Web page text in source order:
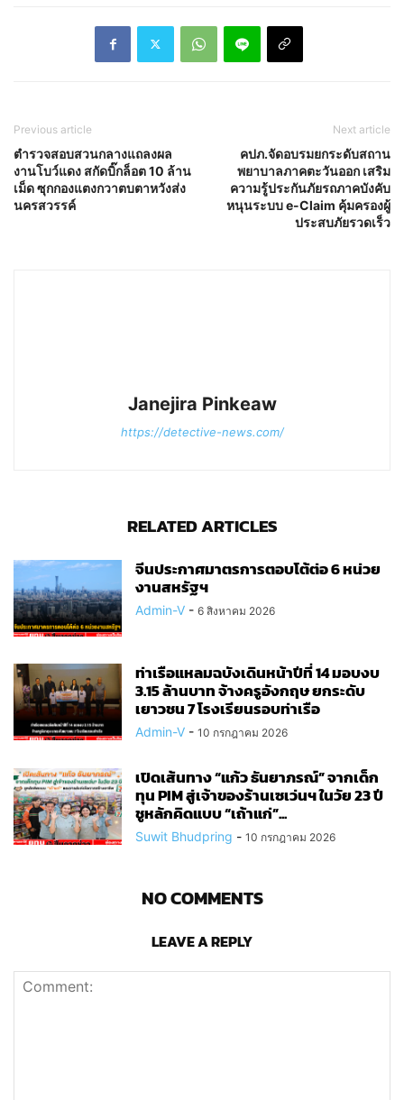
Previous article
ตำรวจสอบสวนกลางแถลงผล
งานโบว์แดง สกัดบิ๊กล็อต 10 ล้าน
เม็ด ซุกกองแตงกวาตบตาหวังส่ง
นครสวรรค์
Next article
คปภ.จัดอบรมยกระดับสถาน
พยาบาลภาคตะวันออก เสริม
ความรู้ประกันภัยรถภาคบังคับ
หนุนระบบ e-Claim คุ้มครองผู้
ประสบภัยรวดเร็ว
Janejira Pinkeaw
https://detective-news.com/
RELATED ARTICLES
จีนประกาศมาตรการตอบโต้ต่อ 6 หน่วย
งานสหรัฐฯ
Admin-V - 6 สิงหาคม 2026
ท่าเรือแหลมฉบังเดินหน้าปีที่ 14 มอบงบ
3.15 ล้านบาท จ้างครูอังกฤษ ยกระดับ
เยาวชน 7 โรงเรียนรอบท่าเรือ
Admin-V - 10 กรกฎาคม 2026
เปิดเส้นทาง “แก้ว ธันยาภรณ์” จากเด็ก
ทุน PIM สู่เจ้าของร้านเซเว่นฯ ในวัย 23 ปี
ชูหลักคิดแบบ “เถ้าแก่”...
Suwit Bhudpring - 10 กรกฎาคม 2026
NO COMMENTS
LEAVE A REPLY